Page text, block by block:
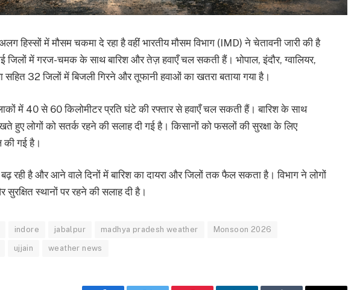
हिस्सों में मौसम चकमा दे रहा है वहीं भारतीय मौसम विभाग (IMD) ने चेतावनी जारी की है
में गरज-चमक के साथ बारिश और तेज़ हवाएँ चल सकती हैं। भोपाल, इंदौर, ग्वालियर,
32 जिलों में बिजली गिरने और तूफानी हवाओं का खतरा बताया गया है।
में 40 से 60 किलोमीटर प्रति घंटे की रफ्तार से हवाएँ चल सकती हैं। बारिश के साथ
हुए लोगों को सतर्क रहने की सलाह दी गई है। किसानों को फसलों की सुरक्षा के लिए
गई है।
रही है और आने वाले दिनों में बारिश का दायरा और जिलों तक फैल सकता है। विभाग ने लोगों
स्थानों पर रहने की सलाह दी है।
indore jabalpur madhya pradesh weather Monsoon 2026
ujjain weather news